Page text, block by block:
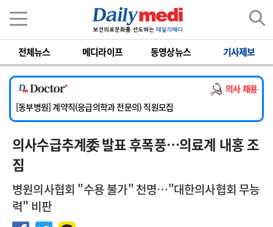
전체뉴스 메디라이프 동영상뉴스 기사제보
의사 채용
[서울아산병원] 2026년 하반기 인턴 모집
[영남대학교의료원] 마취통증의학과 임기제 임상의사 채용
[충남대학교병원] 소아청소년과(소아응급전담) 계약직 의사 공개채용
[동부병원] 계약직(응급의학과 전문의) 직원모집
[이대목동병원] 하반기 전공의(레지던트1년차) 모집
[서울아산병원] 2026년 하반기 인턴 모집
[영남대학교의료원] 마취통증의학과 임기제 임상의사 채용
의사수급추계委 발표 후폭풍…의료계 내홍 조
짐
병원의사협회 "수용 불가" 천명…"대한의사협회 무능
력" 비판